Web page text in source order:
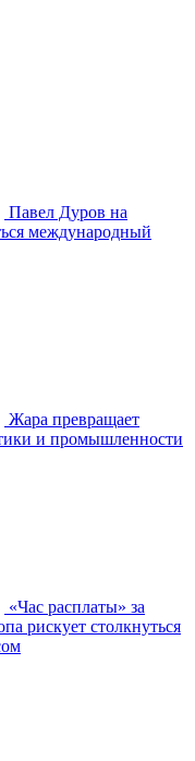
Павел Дуров на
международный
Жара превращает
и промышленности
«Час расплаты» за
рискует столкнуться